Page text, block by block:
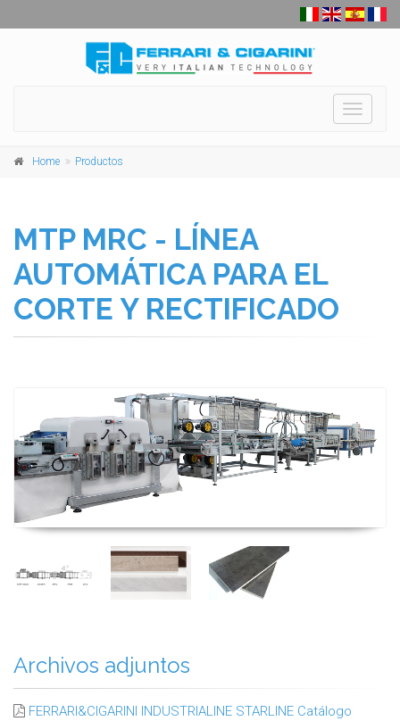
Toggle
Home Productos
MTP MRC - LÍNEA
AUTOMÁTICA PARA EL
CORTE Y RECTIFICADO
Archivos adjuntos
FERRARI&CIGARINI INDUSTRIALINE STARLINE Catálogo